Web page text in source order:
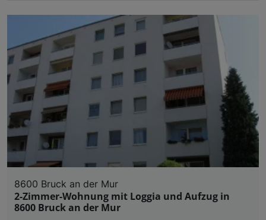
8600 Bruck an der Mur
2-Zimmer-Wohnung mit Loggia und Aufzug in
8600 Bruck an der Mur